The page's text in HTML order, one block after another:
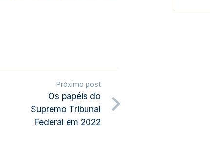
Próximo post
Os papéis do
Supremo Tribunal
Federal em 2022